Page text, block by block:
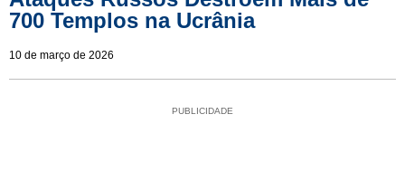
700 Templos na Ucrânia
10 de março de 2026
PUBLICIDADE